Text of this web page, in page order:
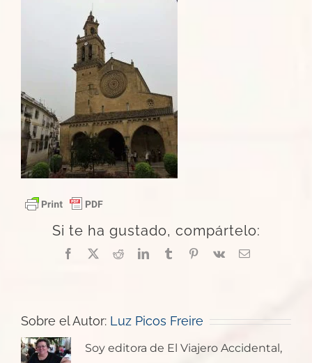
Si te ha gustado, compártelo:
Facebook
X RedditLinkedInTumblrPinterest
Vk
Correo
Sobre el Autor: Luz Picos Freire
Soy editora de El Viajero Accidental,